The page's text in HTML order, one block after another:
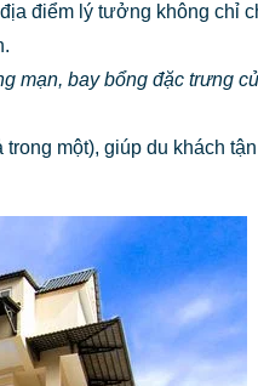
điểm lý tưởng không chỉ
mạn, bay bổng đặc trưng
một), giúp du khách